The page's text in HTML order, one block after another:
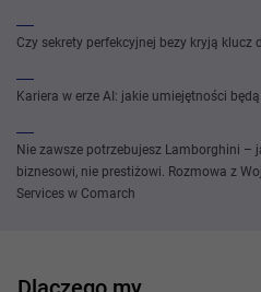
Czy sekrety perfekcyjnej bezy kryją klucz
Kariera w erze AI: jakie umiejętności
Nie zawsze potrzebujesz Lamborghini –
biznesowi, nie prestiżowi. Rozmowa z
Services w Comarch